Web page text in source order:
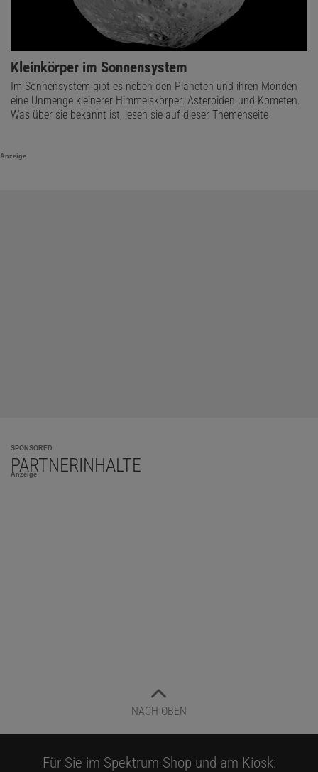
Kleinkörper im Sonnensystem
Im Sonnensystem gibt es neben den Planeten und ihren Monden
eine Unmenge kleinerer Himmelskörper: Asteroiden und Kometen.
Was über sie bekannt ist, lesen sie auf dieser Themenseite
Anzeige
SPONSORED
PARTNERINHALTE
Anzeige
NACH OBEN
Für Sie im Spektrum-Shop und am Kiosk: